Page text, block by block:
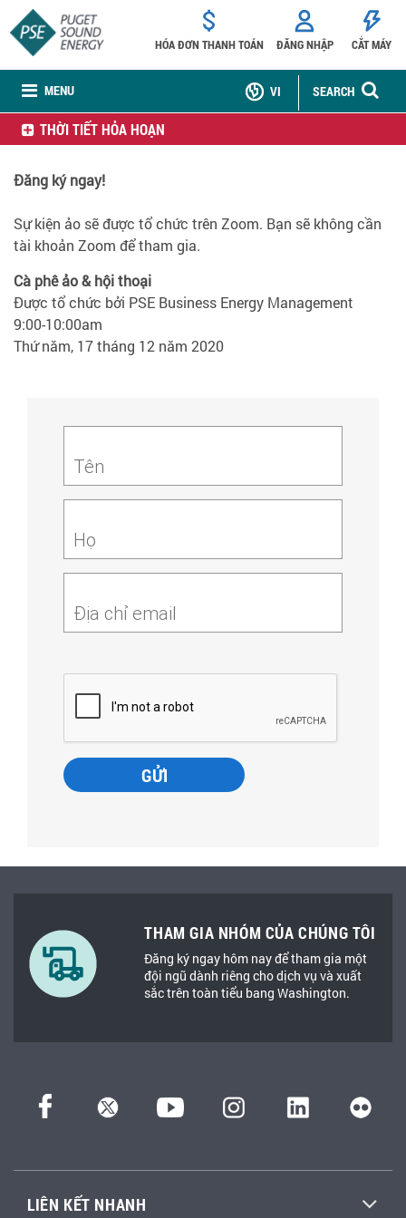
MENU
HÓA ĐƠN THANH TOÁN ĐĂNG NHẬP CẮT MÁY
SEARCH
VI
THỜI TIẾT HỎA HOẠN
Đăng ký ngay!
Sự kiện ảo sẽ được tổ chức trên Zoom. Bạn sẽ không cần
tài khoản Zoom để tham gia.
Cà phê ảo & hội thoại
Được tổ chức bởi PSE Business Energy Management
9:00-10:00am
Thứ năm, 17 tháng 12 năm 2020
Tên
Họ
Địa chỉ email
THAM GIA NHÓM CỦA CHÚNG TÔI
Đăng ký ngay hôm nay để tham gia một
đội ngũ dành riêng cho dịch vụ và xuất
sắc trên toàn tiểu bang Washington.
LIÊN KẾT NHANH